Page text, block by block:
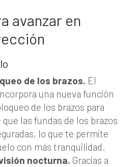
avanzar en
de los brazos. El
una nueva función
de los brazos para
las fundas de los brazos
lo que te permite
con más tranquilidad.
nocturna. Gracias a